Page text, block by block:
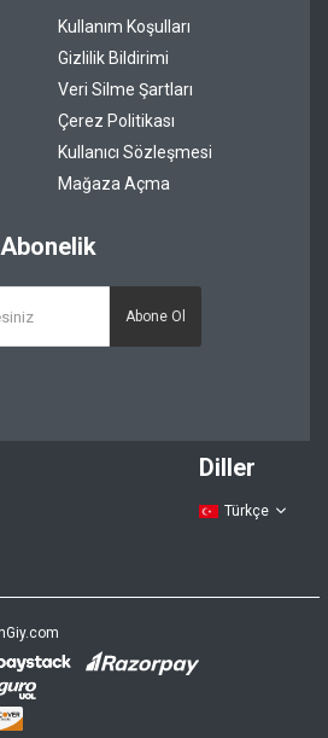
Kullanım Koşulları
Gizlilik Bildirimi
Veri Silme Şartları
Çerez Politikası
Kullanıcı Sözleşmesi
Mağaza Açma
Abonelik
Abone Ol
Diller
Türkçe